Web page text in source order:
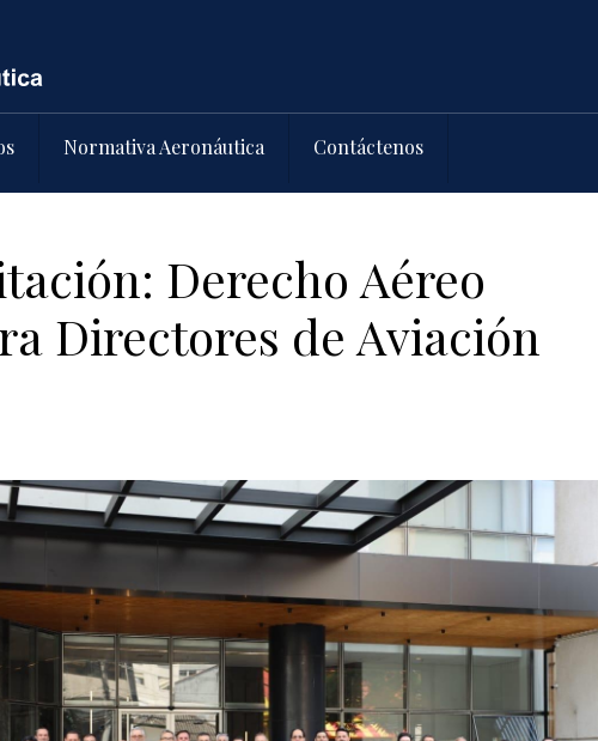
Normativa Aeronáutica Contáctenos
Derecho Aéreo
Directores de Aviación